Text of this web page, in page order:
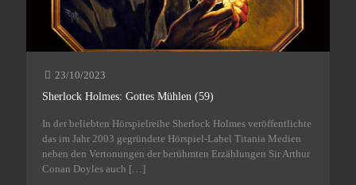
23/10/2023
Sherlock Holmes: Gottes Mühlen (59)
In der beliebten Hörspielreihe Sherlock Holmes veröffentlichte
das im Jahr 2003 gegründete Hörspiel-Label Titania Medien
neben den Vertonungen der berühmten Erzählungen Sir Arthur
Conan Doyles auch […]